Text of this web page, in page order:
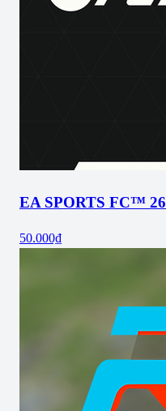
EA SPORTS FC™ 26
50.000₫